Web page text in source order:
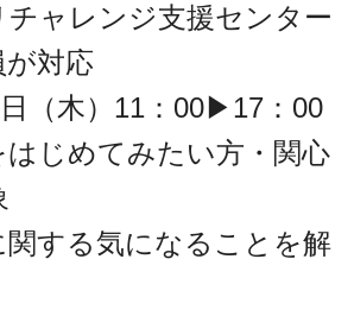
チャレンジ支援センター
対応
（木）11：00▶17：00
はじめてみたい方・関心
関する気になることを解